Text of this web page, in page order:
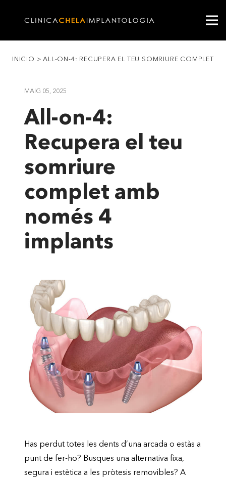
INICIO >ALL-ON-4: RECUPERA EL TEU SOMRIURE COMPLET
MAIG 05, 2025
All-on-4:
Recupera el teu
somriure
complet amb
només 4
implants
Has perdut totes les dents d’una arcada o estàs a
punt de fer-ho? Busques una alternativa fixa,
segura i estètica a les pròtesis removibles? A